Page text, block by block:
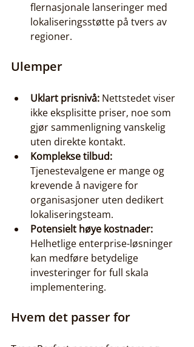
flernasjonale lanseringer med
lokaliseringsstøtte på tvers av
regioner.
Ulemper
Uklart prisnivå: Nettstedet viser
ikke eksplisitte priser, noe som
gjør sammenligning vanskelig
uten direkte kontakt.
Komplekse tilbud:
Tjenestevalgene er mange og
krevende å navigere for
organisasjoner uten dedikert
lokaliseringsteam.
Potensielt høye kostnader:
Helhetlige enterprise-løsninger
kan medføre betydelige
investeringer for full skala
implementering.
Hvem det passer for